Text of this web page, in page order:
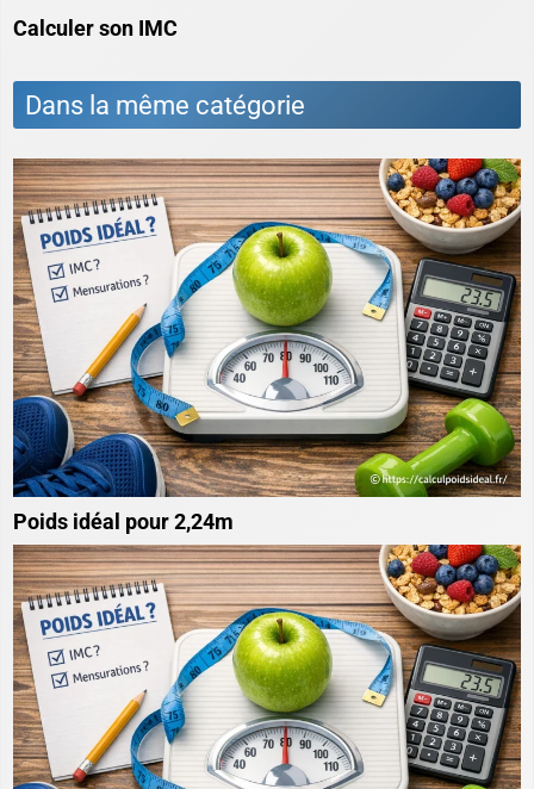
Calculer son IMC
Dans la même catégorie
Poids idéal pour 2,24m